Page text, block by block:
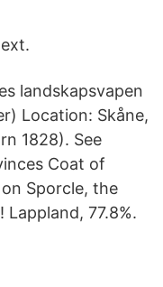
landskapsvapen
Location: Skåne,
1828). See
Coat of
Sporcle, the
77.8%.